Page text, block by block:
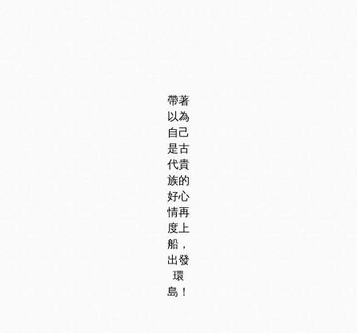
帶著
以為
自己
是古
代貴
族的
好心
情再
度上
船，
出發
環
島！